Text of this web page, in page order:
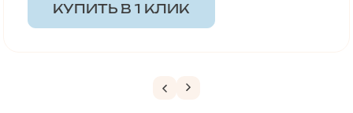
КУПИТЬ В 1 КЛИК